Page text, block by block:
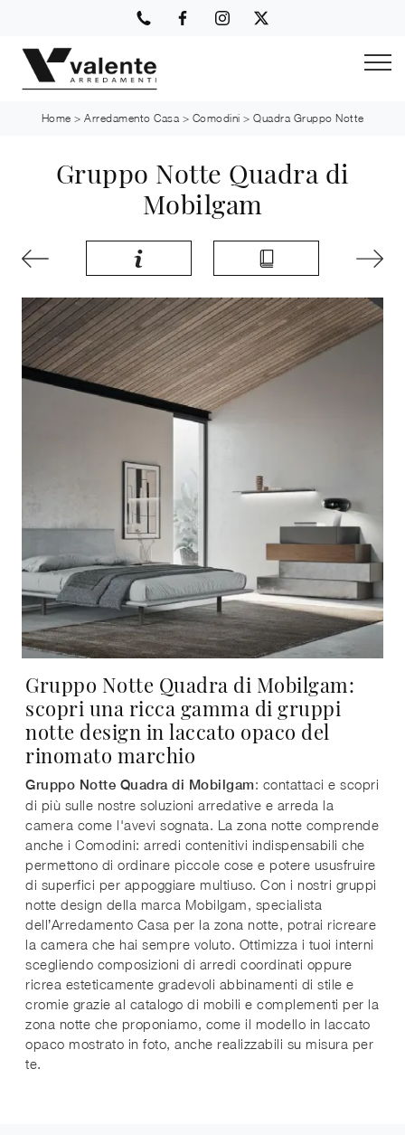
Home > Arredamento Casa > Comodini > Quadra Gruppo Notte
Gruppo Notte Quadra di
Mobilgam
Gruppo Notte Quadra di Mobilgam:
scopri una ricca gamma di gruppi
notte design in laccato opaco del
rinomato marchio
Gruppo Notte Quadra di Mobilgam: contattaci e scopri
di più sulle nostre soluzioni arredative e arreda la
camera come l'avevi sognata. La zona notte comprende
anche i Comodini: arredi contenitivi indispensabili che
permettono di ordinare piccole cose e potere ususfruire
di superfici per appoggiare multiuso. Con i nostri gruppi
notte design della marca Mobilgam, specialista
dell’Arredamento Casa per la zona notte, potrai ricreare
la camera che hai sempre voluto. Ottimizza i tuoi interni
scegliendo composizioni di arredi coordinati oppure
ricrea esteticamente gradevoli abbinamenti di stile e
cromie grazie al catalogo di mobili e complementi per la
zona notte che proponiamo, come il modello in laccato
opaco mostrato in foto, anche realizzabili su misura per
te.